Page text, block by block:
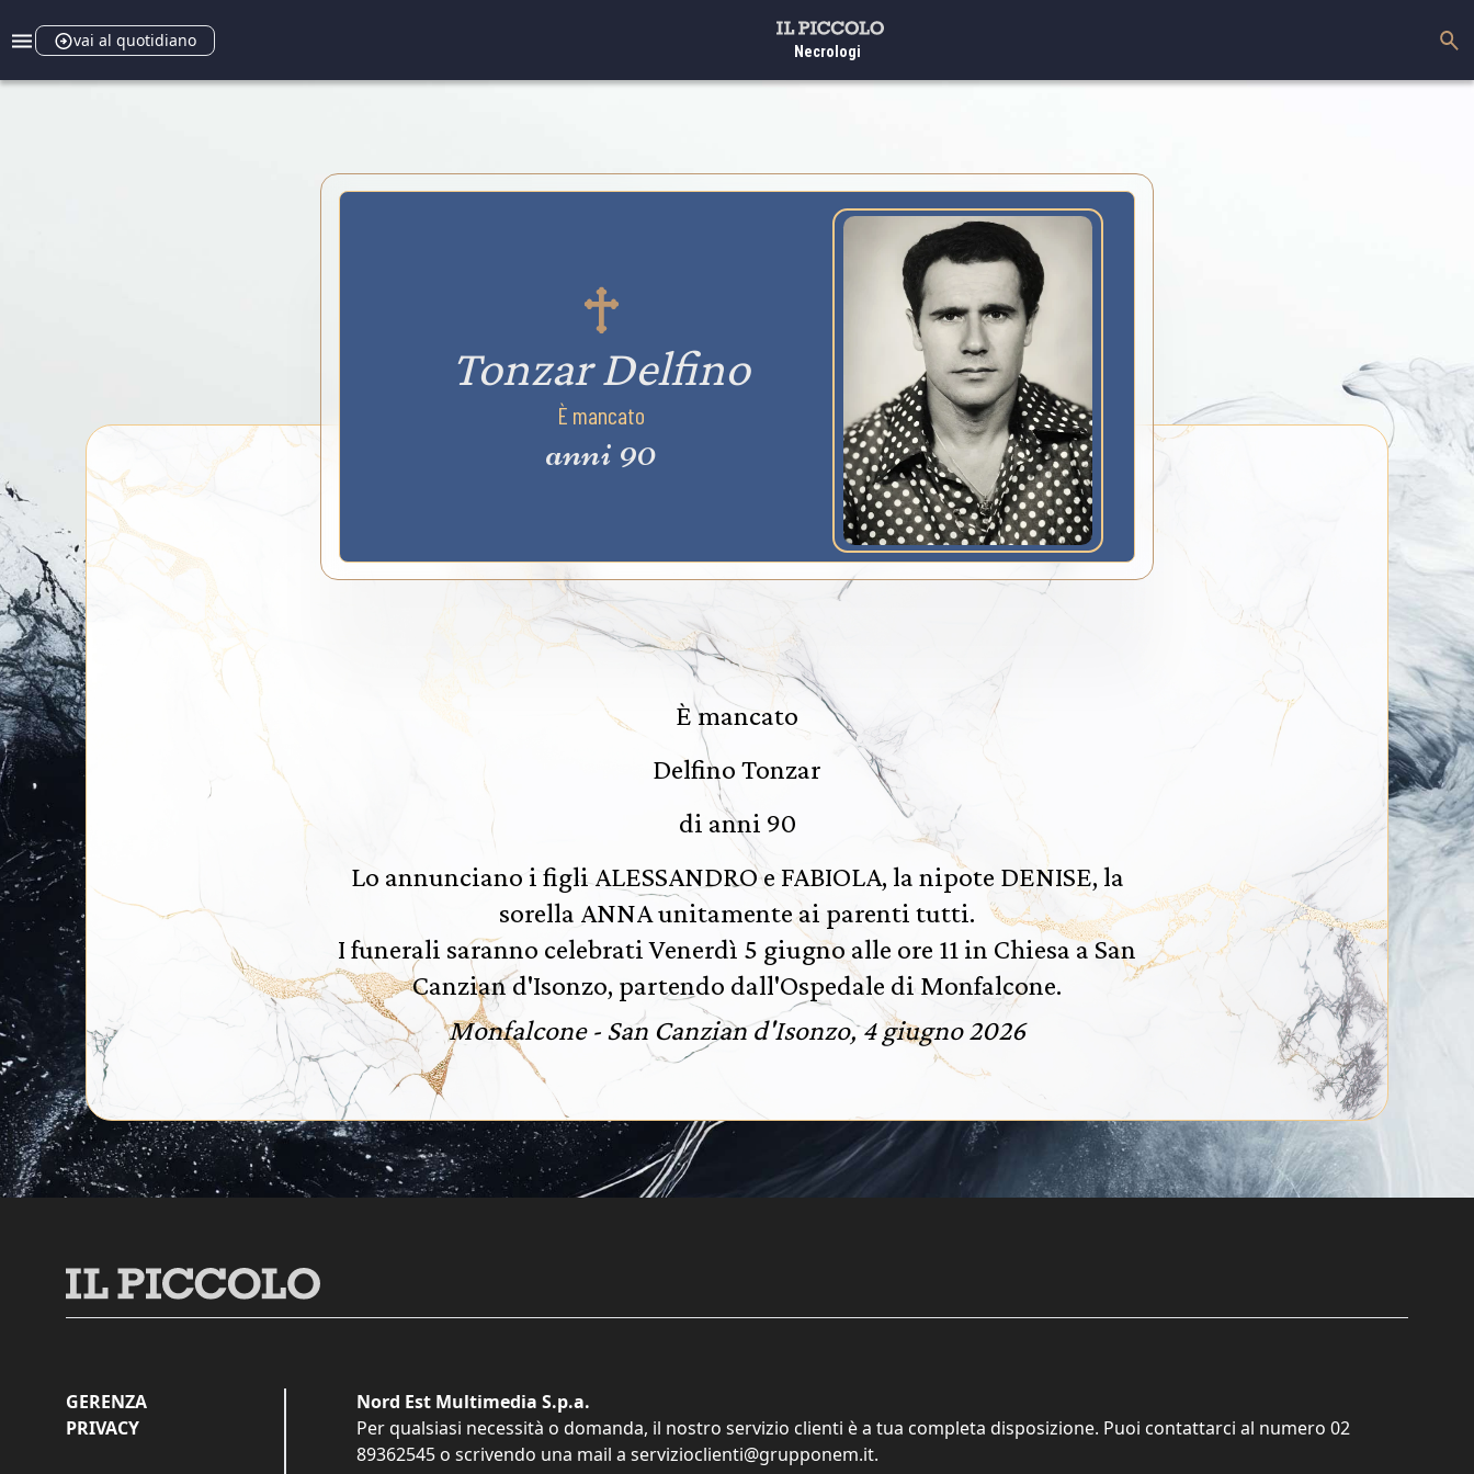
vai al quotidiano
Necrologi
Tonzar Delfino
È mancato
anni 90
È mancato
Delfino Tonzar
di anni 90
Lo annunciano i figli ALESSANDRO e FABIOLA, la nipote DENISE, la
sorella ANNA unitamente ai parenti tutti.
I funerali saranno celebrati Venerdì 5 giugno alle ore 11 in Chiesa a San
Canzian d'Isonzo, partendo dall'Ospedale di Monfalcone.
Monfalcone - San Canzian d'Isonzo, 4 giugno 2026
GERENZA
PRIVACY
Nord Est Multimedia S.p.a.
Per qualsiasi necessità o domanda, il nostro servizio clienti è a tua completa disposizione. Puoi contattarci al numero 02
89362545 o scrivendo una mail a servizioclienti@grupponem.it.